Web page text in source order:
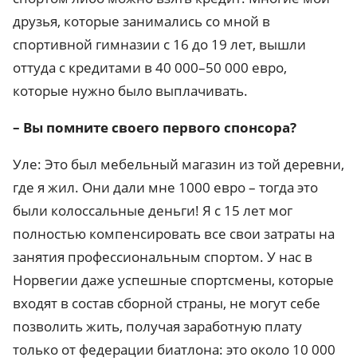
друзья, которые занимались со мной в
спортивной гимназии с 16 до 19 лет, вышли
оттуда с кредитами в 40 000–50 000 евро,
которые нужно было выплачивать.
– Вы помните своего первого спонсора?
Уле: Это был мебельный магазин из той деревни,
где я жил. Они дали мне 1000 евро – тогда это
были колоссальные деньги! Я с 15 лет мог
полностью компенсировать все свои затраты на
занятия профессиональным спортом. У нас в
Норвегии даже успешные спортсмены, которые
входят в состав сборной страны, не могут себе
позволить жить, получая заработную плату
только от федерации биатлона: это около 10 000